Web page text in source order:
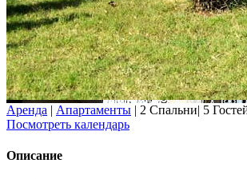
Аренда | Апартаменты | 2 Спальни| 5
Посмотреть календарь
Описание